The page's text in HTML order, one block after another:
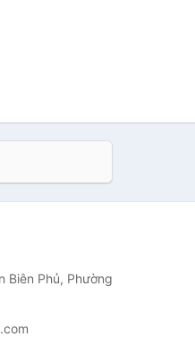
Biên Phủ, Phường